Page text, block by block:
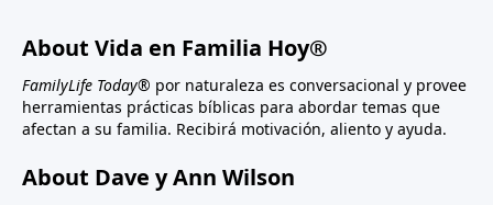
About Vida en Familia Hoy®
FamilyLife Today® por naturaleza es conversacional y provee
herramientas prácticas bíblicas para abordar temas que
afectan a su familia. Recibirá motivación, aliento y ayuda.
About Dave y Ann Wilson